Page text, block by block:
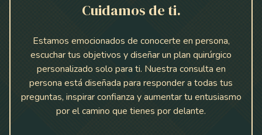
Cuidamos de ti.
Estamos emocionados de conocerte en persona,
escuchar tus objetivos y diseñar un plan quirúrgico
personalizado solo para ti. Nuestra consulta en
persona está diseñada para responder a todas tus
preguntas, inspirar confianza y aumentar tu entusiasmo
por el camino que tienes por delante.